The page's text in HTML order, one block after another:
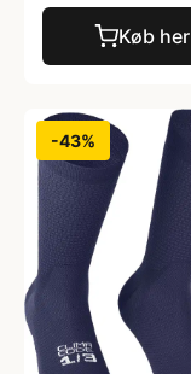
Køb her
-43%